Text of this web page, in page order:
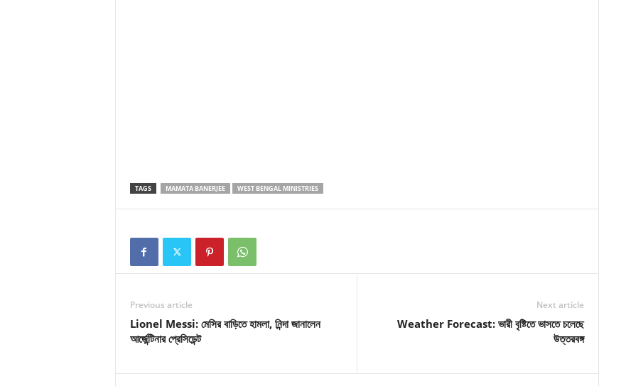
TAGS MAMATA BANERJEE WEST BENGAL MINISTRIES
Previous article
Lionel Messi: মেসির বাড়িতে হামলা, নিন্দা জানালেন
আর্জেন্টিনার প্রেসিডেন্ট
Next article
Weather Forecast: ভারী বৃষ্টিতে ভাসতে চলেছে
উত্তরবঙ্গ